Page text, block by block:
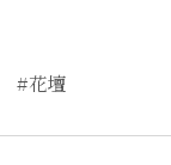
#花壇